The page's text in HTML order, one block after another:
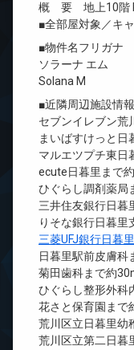
概 要 地上10階
■全部屋対象／キ
■物件名フリガナ
ソラーナ エム
Solana M
■近隣周辺施設情報
セブンイレブン荒
まいばすけっと
マルエツプチ東日
ecute日暮里まで
ひぐらし調剤薬局
三井住友銀行日暮
りそな銀行日暮里
三菱UFJ銀行日暮
日暮里駅前皮膚科
菊田歯科まで約
ひぐらし整形外科
花さと保育園まで
荒川区立日暮里幼
荒川区立第二日暮